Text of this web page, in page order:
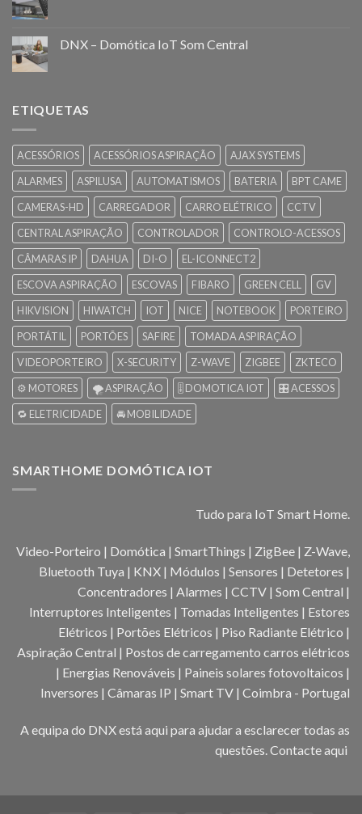
DNX – Domótica IoT Som Central
ETIQUETAS
ACESSÓRIOS ACESSÓRIOS ASPIRAÇÃO
AJAX SYSTEMS
ALARMES
ASPILUSA AUTOMATISMOS BATERIA
BPT CAME
CAMERAS-HD
CARREGADOR CARRO ELÉTRICO
CCTV
CENTRAL ASPIRAÇÃO
CONTROLADOR
CONTROLO-ACESSOS
CÂMARAS IP
DAHUA DI-O
EL-ICONNECT2
ESCOVA ASPIRAÇÃO
ESCOVAS FIBARO GREEN CELL
GV
HIKVISION
HIWATCH IOT NICE NOTEBOOK
PORTEIRO
PORTÁTIL
PORTÕES SAFIRE
TOMADA ASPIRAÇÃO
VIDEOPORTEIRO
X-SECURITY Z-WAVE ZIGBEE
ZKTECO
⚙️ MOTORES
🌪️ ASPIRAÇÃO 🎚️ DOMOTICA IOT
🎛️ ACESSOS
🔁 ELETRICIDADE
🚘 MOBILIDADE
SMARTHOME DOMÓTICA IOT
Tudo para IoT Smart Home.
Video-Porteiro | Domótica | SmartThings | ZigBee | Z-Wave,
Bluetooth Tuya | KNX | Módulos | Sensores | Detetores |
Concentradores | Alarmes | CCTV | Som Central |
Interruptores Inteligentes | Tomadas Inteligentes | Estores
Elétricos | Portões Elétricos | Piso Radiante Elétrico |
Aspiração Central | Postos de carregamento carros elétricos
| Energias Renováveis | Paineis solares fotovoltaicos |
Inversores | Câmaras IP | Smart TV | Coimbra - Portugal
A equipa do DNX está aqui para ajudar a esclarecer todas as
questões. Contacte aqui